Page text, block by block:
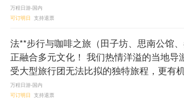
万程日游-国内
可订明日 支持退票
法**步行与咖啡之旅（田子坊、思南公馆
正融合多元文化！ 我们热情洋溢的当地
受大型旅行团无法比拟的独特旅程，更有
万程日游-国内
可订明日 支持退票